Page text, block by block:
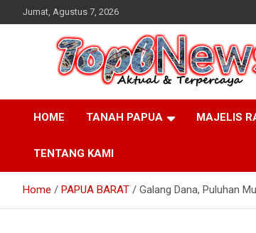
to
Jumat, Agustus 7, 2026
HOME TANAH PAPUA MAJELIS
TENTANG KAMI
Home PAPUA BARAT Galang Dana, Puluhan